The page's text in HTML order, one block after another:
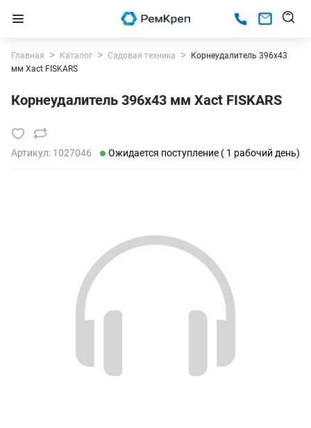
Главная Каталог Садовая техника
Корнеудалитель 396х43
мм Xact FISKARS
Корнеудалитель 396х43 мм Xact FISKARS
Артикул: 1027046 Ожидается поступление ( 1 рабочий день)